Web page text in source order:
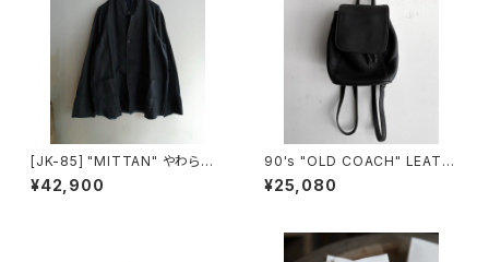
[JK-85] "MITTAN" やわらか
大麻JKT (墨×インディゴ)
¥42,900
90's "OLD COACH" LEATH
ER SMALL BACKPACK mad
e in USA
¥25,080